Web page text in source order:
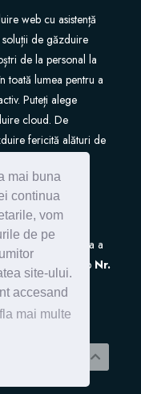
mai buna
continua
vom
de pe
site-ului.
accesand
mai multe
web cu asistență
de găzduire
de la personal la
toată lumea pentru a
Puteți alege
cloud. De
fericită alături de
de Evidenta a
(ANSPDCP) sub Nr.
Web